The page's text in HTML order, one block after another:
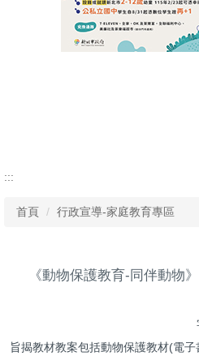
:::
首頁 行政宣導-家庭教育專區
《動物保護教育-同伴動物
旨揭教材教案包括動物保護教材(電